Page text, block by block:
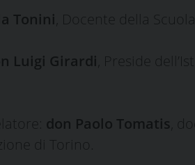
Tonini , Docente della
Luigi Girardi , Preside
don Paolo Tomatis ,
di Torino.